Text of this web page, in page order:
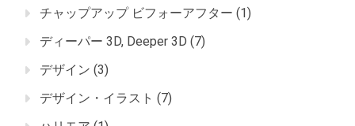
チャップアップ ビフォーアフター (1)
ディーパー 3D, Deeper 3D (7)
デザイン (3)
デザイン・イラスト (7)